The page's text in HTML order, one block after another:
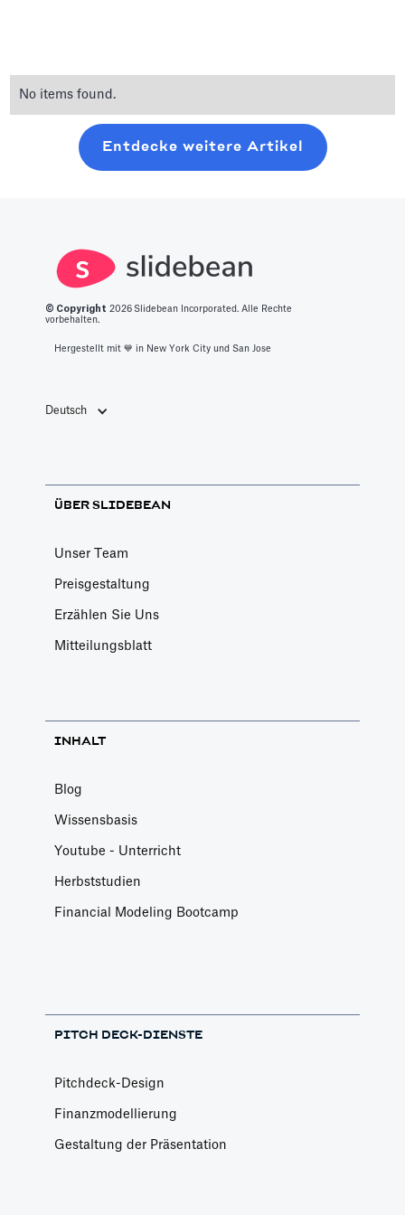
No items found.
Entdecke weitere Artikel
© Copyright 2026 Slidebean Incorporated. Alle Rechte
vorbehalten.
Hergestellt mit 💙️ in New York City und San Jose
Deutsch
ÜBER SLIDEBEAN
Unser Team
Preisgestaltung
Erzählen Sie Uns
Mitteilungsblatt
INHALT
Blog
Wissensbasis
Youtube - Unterricht
Herbststudien
Financial Modeling Bootcamp
PITCH DECK-DIENSTE
Pitchdeck-Design
Finanzmodellierung
Gestaltung der Präsentation